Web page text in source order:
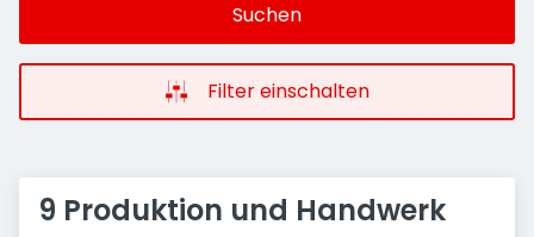
Suchen
Filter einschalten
9 Produktion und Handwerk